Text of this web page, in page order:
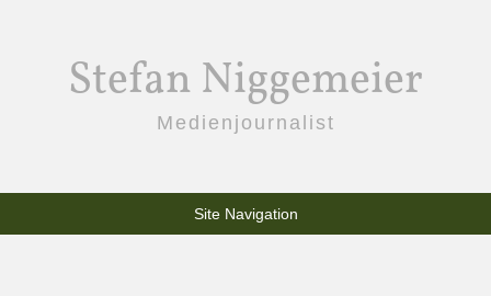
Stefan Niggemeier
Medienjournalist
Site Navigation